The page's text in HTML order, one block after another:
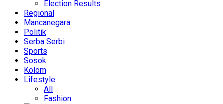
Election Results
Regional
Mancanegara
Politik
Serba Serbi
Sports
Sosok
Kolom
Lifestyle
All
Fashion